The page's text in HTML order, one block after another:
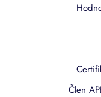
Člen